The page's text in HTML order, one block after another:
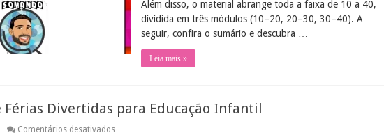
Fundamental
Além disso, o material abrange toda a faixa de 10 a 40,
dividida em três módulos (10–20, 20–30, 30–40). A
seguir, confira o sumário e descubra …
Leia mais »
Férias Divertidas para Educação Infantil
Comentários desativadosem